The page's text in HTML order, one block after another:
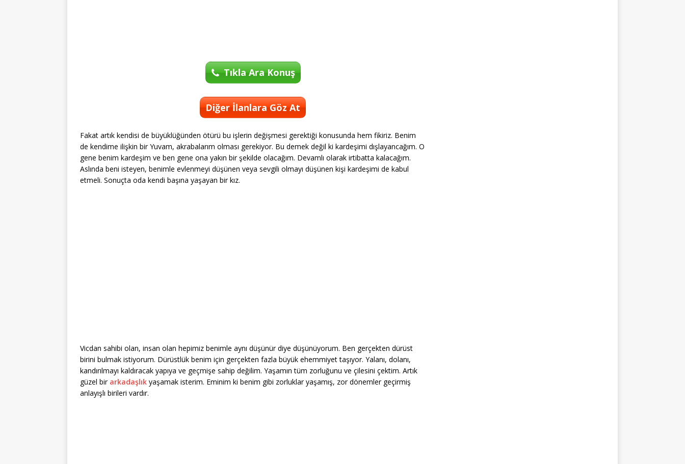
Tıkla Ara Konuş
Diğer İlanlara Göz At
Fakat artık kendisi de büyüklüğünden ötürü bu işlerin değişmesi gerektiği konusunda hem fikiriz. Benim
de kendime ilişkin bir Yuvam, akrabalarım olması gerekiyor. Bu demek değil ki kardeşimi dışlayancağım. O
gene benim kardeşim ve ben gene ona yakın bir şekilde olacağım. Devamlı olarak irtibatta kalacağım.
Aslında beni isteyen, benimle evlenmeyi düşünen veya sevgili olmayı düşünen kişi kardeşimi de kabul
etmeli. Sonuçta oda kendi başına yaşayan bir kız.
Vicdan sahibi olan, insan olan hepimiz benimle aynı düşünür diye düşünüyorum. Ben gerçekten dürüst
birini bulmak istiyorum. Dürüstlük benim için gerçekten fazla büyük ehemmiyet taşıyor. Yalanı, dolanı,
kandırılmayı kaldıracak yapıya ve geçmişe sahip değilim. Yaşamın tüm zorluğunu ve çilesini çektim. Artık
güzel bir arkadaşlık yaşamak isterim. Eminim ki benim gibi zorluklar yaşamış, zor dönemler geçirmiş
anlayışlı birileri vardır.